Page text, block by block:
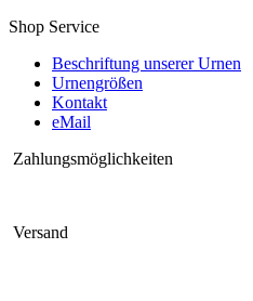
Shop Service
Beschriftung unserer Urnen
Urnengrößen
Kontakt
eMail
Zahlungsmöglichkeiten
Versand